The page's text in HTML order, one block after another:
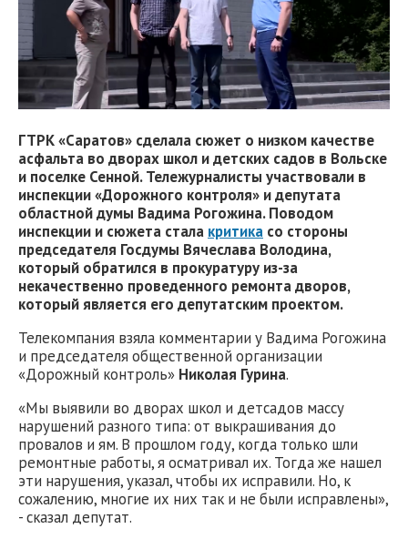
ГТРК «Саратов» сделала сюжет о низком качестве
асфальта во дворах школ и детских садов в Вольске
и поселке Сенной. Тележурналисты участвовали в
инспекции «Дорожного контроля» и депутата
областной думы Вадима Рогожина. Поводом
инспекции и сюжета стала критика со стороны
председателя Госдумы Вячеслава Володина,
который обратился в прокуратуру из-за
некачественно проведенного ремонта дворов,
который является его депутатским проектом.
Телекомпания взяла комментарии у Вадима Рогожина
и председателя общественной организации
«Дорожный контроль» Николая Гурина.
«Мы выявили во дворах школ и детсадов массу
нарушений разного типа: от выкрашивания до
провалов и ям. В прошлом году, когда только шли
ремонтные работы, я осматривал их. Тогда же нашел
эти нарушения, указал, чтобы их исправили. Но, к
сожалению, многие их них так и не были исправлены»,
- сказал депутат.